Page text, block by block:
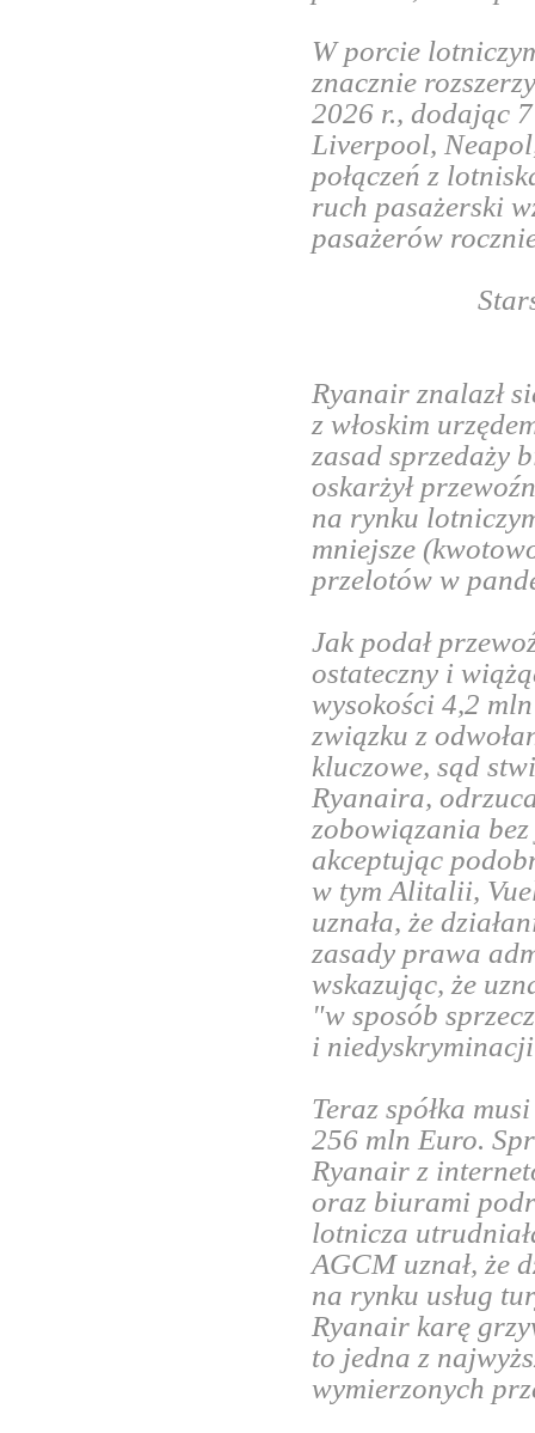
W porcie
znacznie
2026 r., dodając
Liverpool,
połączeń z
ruch pasażerski
pasażerów
Ryanair znalazł
z włoskim
zasad sprzedaży
oskarżył
na rynku
mniejsze
przelotów w
Jak podał
ostateczny i
wysokości 4,2
związku z
kluczowe, sąd
Ryanaira,
zobowiązania
akceptując
w tym Alitalii,
uznała, że
zasady prawa
wskazując, że
"w sposób
i
Teraz spółka
256 mln Euro.
Ryanair z
oraz biurami
lotnicza
AGCM uznał, że
na rynku usług
Ryanair karę
to jedna z
wymierzonych